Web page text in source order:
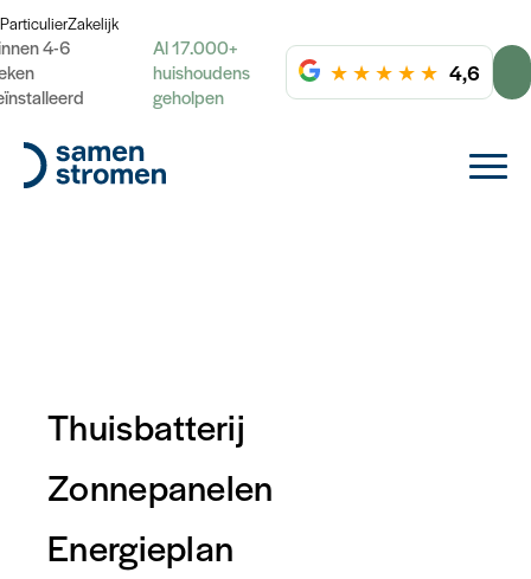
ParticulierZakelijk
4-6
Al 17.000+
huishoudens
geholpen
★ ★ ★ ★ ★ 4,6
Thuisbatterij
Zonnepanelen
Energieplan